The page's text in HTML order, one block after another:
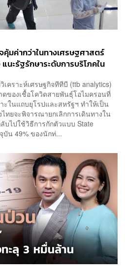
มค่ากว่าในทางเศรษฐศาสตร์
นะรัฐรักษาระดับการบริโภคใน
คราะห์เศรษฐกิจทีทีบี (ttb analytics)
ของเชื้อโควิดสายพันธุ์โอไมครอนที่
ะในแถบยุโรปและสหรัฐฯ ทำให้เป็น
ทยจะพิจารณายกเลิกการเดินทางใน
บไปใช้วิธีการกักตัวแบบ State
บัน 49% ของนักท่...